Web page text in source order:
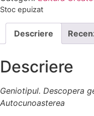
Stoc epuizat
Descriere
Descriere
Geniotipul. Descopera
Autocunoasterea